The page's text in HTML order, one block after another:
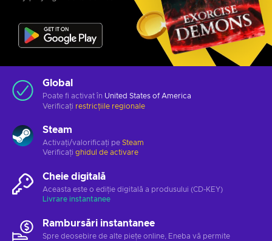
Global
Poate fi activat în United States of America
Verificați restricțiile regionale
Steam
Activați/valorificați pe Steam
Verificați ghidul de activare
Cheie digitală
Aceasta este o ediție digitală a produsului (CD-KEY)
Livrare instantanee
Rambursări instantanee
Spre deosebire de alte piețe online, Eneba vă permite